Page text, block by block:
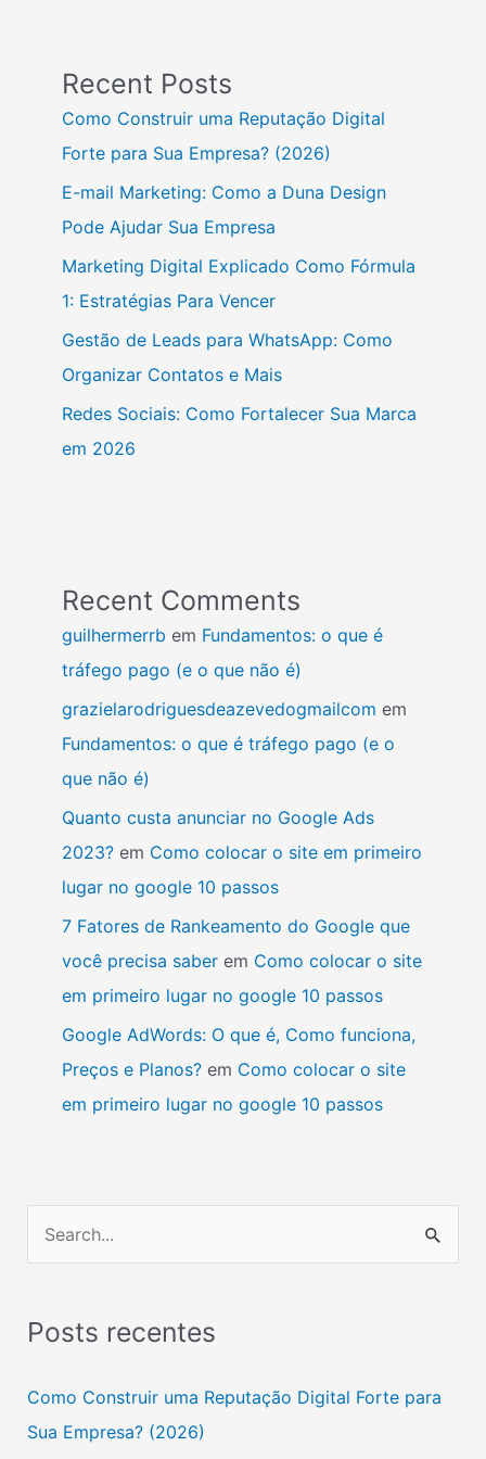
Recent Posts
Como Construir uma Reputação Digital
Forte para Sua Empresa? (2026)
E-mail Marketing: Como a Duna Design
Pode Ajudar Sua Empresa
Marketing Digital Explicado Como Fórmula
1: Estratégias Para Vencer
Gestão de Leads para WhatsApp: Como
Organizar Contatos e Mais
Redes Sociais: Como Fortalecer Sua Marca
em 2026
Recent Comments
guilhermerrb em Fundamentos: o que é
tráfego pago (e o que não é)
grazielarodriguesdeazevedogmailcom em
Fundamentos: o que é tráfego pago (e o
que não é)
Quanto custa anunciar no Google Ads
2023?em Como colocar o site em primeiro
lugar no google 10 passos
7 Fatores de Rankeamento do Google que
você precisa saberem Como colocar o site
em primeiro lugar no google 10 passos
Google AdWords: O que é, Como funciona,
Preços e Planos?em Como colocar o site
em primeiro lugar no google 10 passos
qPosts recentes
Como Construir uma Reputação Digital Forte para
Sua Empresa? (2026)